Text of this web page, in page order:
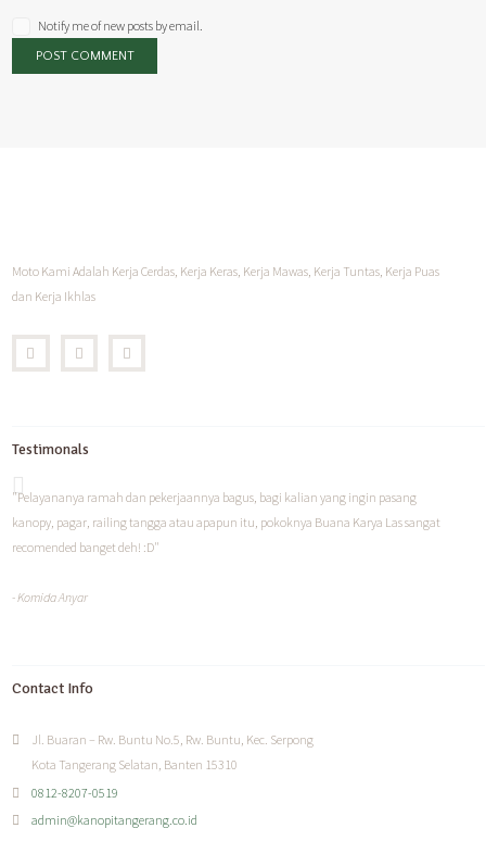
Notify me of new posts by email.
Moto Kami Adalah Kerja Cerdas, Kerja Keras, Kerja Mawas, Kerja Tuntas, Kerja Puas
dan Kerja Ikhlas
Testimonals
"Pelayananya ramah dan pekerjaannya bagus, bagi kalian yang ingin pasang
kanopy, pagar, railing tangga atau apapun itu, pokoknya Buana Karya Las sangat
recomended banget deh! :D"
- Komida Anyar
Contact Info
Jl. Buaran – Rw. Buntu No.5, Rw. Buntu, Kec. Serpong
Kota Tangerang Selatan, Banten 15310
0812-8207-0519
admin@kanopitangerang.co.id